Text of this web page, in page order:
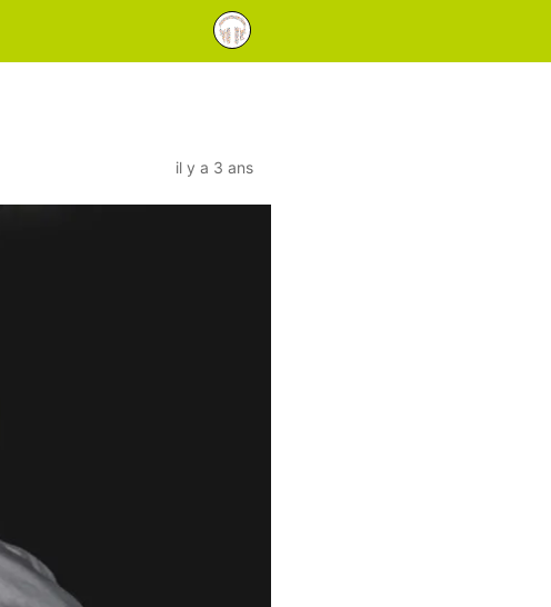
il y a 3 ans